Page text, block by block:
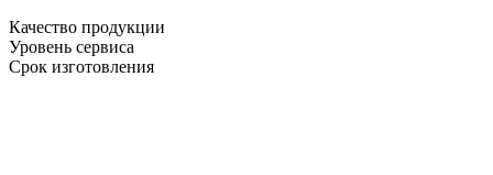
Качество продукции
Уровень сервиса
Срок изготовления